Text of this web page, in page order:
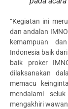
“Kegiatan ini
dan andalan
kemampuan
Indonesia baik
baik proker
dilaksanakan
memacu
mendalami
mengakhiri